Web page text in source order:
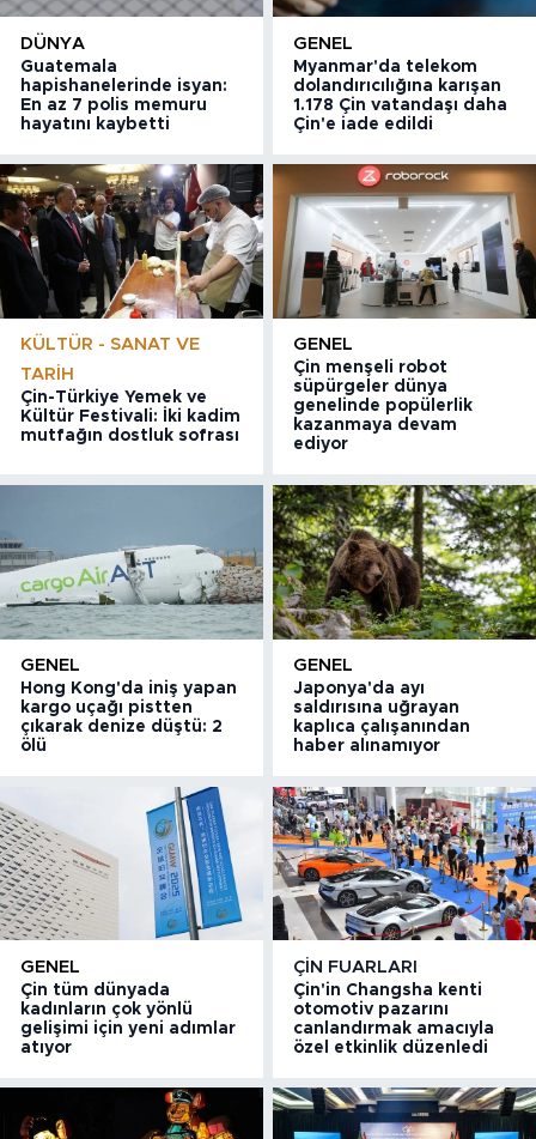
DÜNYA
Guatemala
hapishanelerinde isyan:
En az 7 polis memuru
hayatını kaybetti
GENEL
Myanmar'da telekom
dolandırıcılığına karışan
1.178 Çin vatandaşı daha
Çin'e iade edildi
KÜLTÜR - SANAT VE
TARIH
Çin-Türkiye Yemek ve
Kültür Festivali: İki kadim
mutfağın dostluk sofrası
GENEL
Çin menşeli robot
süpürgeler dünya
genelinde popülerlik
kazanmaya devam
ediyor
GENEL
Hong Kong'da iniş yapan
kargo uçağı pistten
çıkarak denize düştü: 2
ölü
GENEL
Japonya'da ayı
saldırısına uğrayan
kaplıca çalışanından
haber alınamıyor
GENEL
Çin tüm dünyada
kadınların çok yönlü
gelişimi için yeni adımlar
atıyor
ÇIN FUARLARI
Çin'in Changsha kenti
otomotiv pazarını
canlandırmak amacıyla
özel etkinlik düzenledi